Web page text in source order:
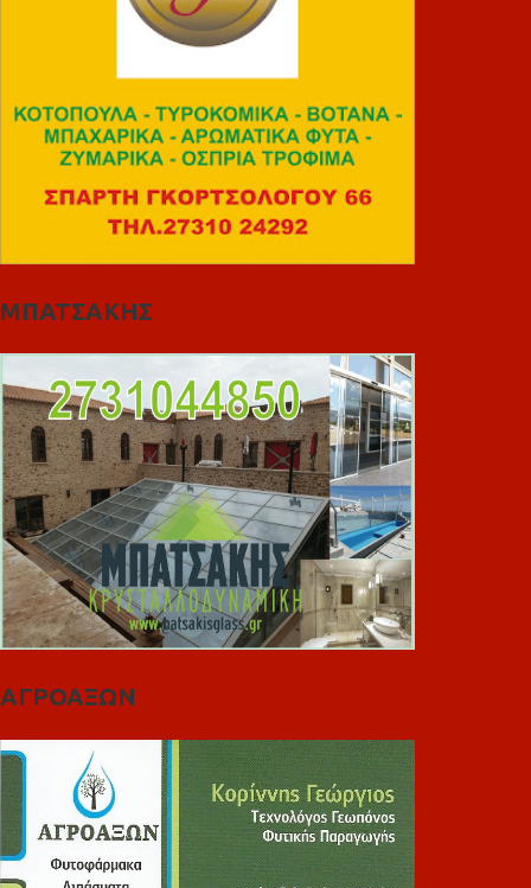
ΜΠΑΤΣΑΚΗΣ
ΑΓΡΟΑΞΩΝ